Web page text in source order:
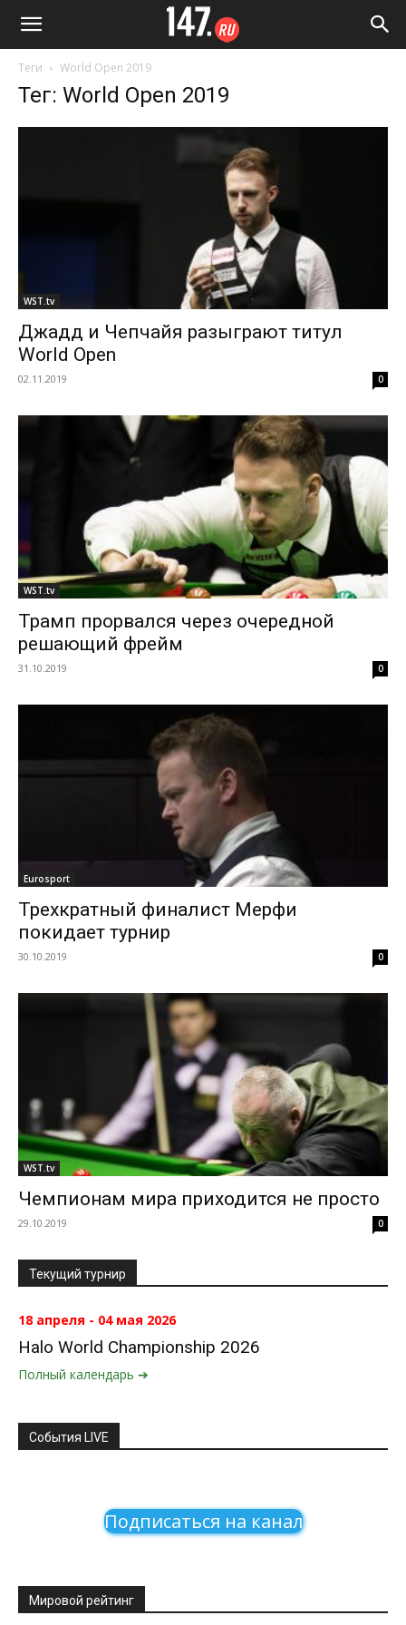
Теги World Open 2019
Тег: World Open 2019
WST.tv
Джадд и Чепчайя разыграют титул
World Open
02.11.2019 0
WST.tv
Трамп прорвался через очередной
решающий фрейм
31.10.2019 0
Eurosport
Трехкратный финалист Мерфи
покидает турнир
30.10.2019 0
WST.tv
Чемпионам мира приходится не просто
29.10.2019 0
Текущий турнир
18 апреля - 04 мая 2026
Halo World Championship 2026
Полный календарь ➔
События LIVE
Подписаться на канал
Мировой рейтинг